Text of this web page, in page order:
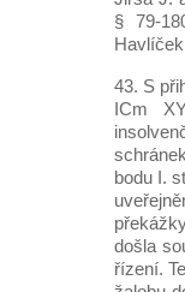
§ 79-
43. S
ICm
bodu I.
došla
řízení.